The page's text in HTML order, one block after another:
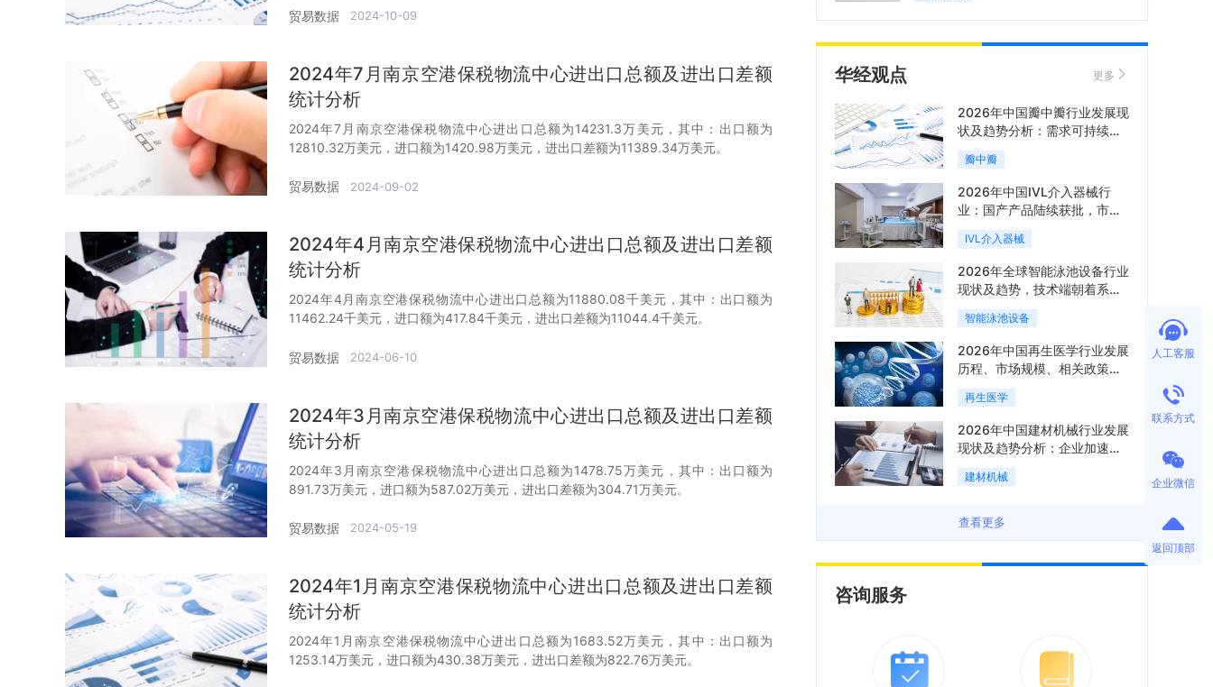
贸易数据 2024-10-09
2024年7月南京空港保税物流中心进出口总额及进出口差额
统计分析
2024年7月南京空港保税物流中心进出口总额为14231.3万美元，其中：出口额为
12810.32万美元，进口额为1420.98万美元，进出口差额为11389.34万美元。
贸易数据 2024-09-02
2024年4月南京空港保税物流中心进出口总额及进出口差额
统计分析
2024年4月南京空港保税物流中心进出口总额为11880.08千美元，其中：出口额为
11462.24千美元，进口额为417.84千美元，进出口差额为11044.4千美元。
贸易数据 2024-06-10
2024年3月南京空港保税物流中心进出口总额及进出口差额
统计分析
2024年3月南京空港保税物流中心进出口总额为1478.75万美元，其中：出口额为
891.73万美元，进口额为587.02万美元，进出口差额为304.71万美元。
贸易数据 2024-05-19
2024年1月南京空港保税物流中心进出口总额及进出口差额
统计分析
2024年1月南京空港保税物流中心进出口总额为1683.52万美元，其中：出口额为
1253.14万美元，进口额为430.38万美元，进出口差额为822.76万美元。
华经观点 更多
2026年中国瓣中瓣行业发展现
状及趋势分析：需求可持续释
放，市场发展前景良好「图」
瓣中瓣
2026年中国IVL介入器械行
业：国产产品陆续获批，市场
将进入持续高增长阶段「图」
IVL介入器械
2026年全球智能泳池设备行业
现状及趋势，技术端朝着系统
集成、绿色节能方向迭代
「图」
智能泳池设备
2026年中国再生医学行业发展
历程、市场规模、相关政策、
产业链、竞争格局及发展潜力
分析「图」
再生医学
2026年中国建材机械行业发展
现状及趋势分析：企业加速向
“装备+系统+服务”综合服务商
转型「图」
建材机械
查看更多
咨询服务
人工客服
联系方式
企业微信
返回顶部